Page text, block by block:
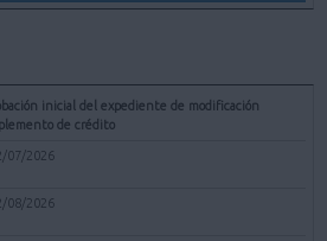
inicial del expediente de modificación
de crédito
07/2026
08/2026